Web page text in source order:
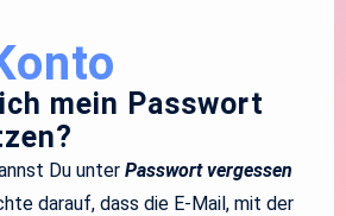
mein Passwort
Du unter Passwort vergessen
darauf, dass die E-Mail, mit der